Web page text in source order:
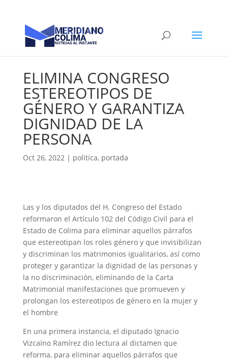
ELIMINA CONGRESO
ESTEREOTIPOS DE
GÉNERO Y GARANTIZA
DIGNIDAD DE LA
PERSONA
Oct 26, 2022| politica, portada
Las y los diputados del H. Congreso del Estado
reformaron el Artículo 102 del Código Civil para el
Estado de Colima para eliminar aquellos párrafos
que estereotipan los roles género y que invisibilizan
y discriminan los matrimonios igualitarios, así como
proteger y garantizar la dignidad de las personas y
la no discriminación, eliminando de la Carta
Matrimonial manifestaciones que promueven y
prolongan los estereotipos de género en la mujer y
el hombre
En una primera instancia, el diputado Ignacio
Vizcaíno Ramírez dio lectura al dictamen que
reforma, para eliminar aquellos párrafos que